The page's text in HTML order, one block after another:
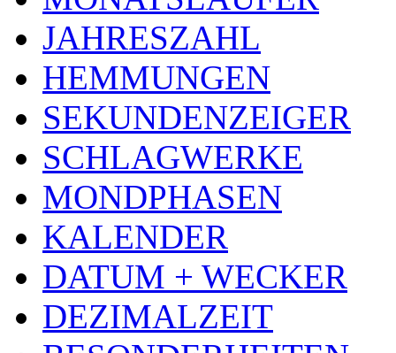
JAHRESZAHL
HEMMUNGEN
SEKUNDENZEIGER
SCHLAGWERKE
MONDPHASEN
KALENDER
DATUM + WECKER
DEZIMALZEIT